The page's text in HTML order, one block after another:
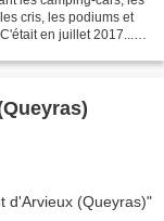
cris, les podiums et
en juillet 2017...